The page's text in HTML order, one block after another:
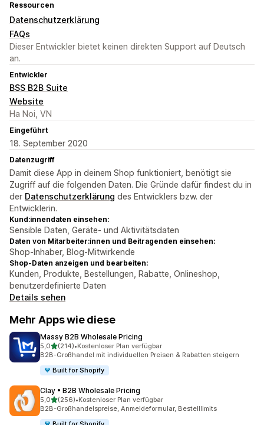
Ressourcen
Datenschutzerklärung
FAQs
Dieser Entwickler bietet keinen direkten Support auf Deutsch
an.
Entwickler
BSS B2B Suite
Website
Ha Noi, VN
Eingeführt
18. September 2020
Datenzugriff
Damit diese App in deinem Shop funktioniert, benötigt sie
Zugriff auf die folgenden Daten. Die Gründe dafür findest du in
der Datenschutzerklärung des Entwicklers bzw. der
Entwicklerin.
Kund:innendaten einsehen:
Sensible Daten, Geräte- und Aktivitätsdaten
Daten von Mitarbeiter:innen und Beitragenden einsehen:
Shop-Inhaber, Blog-Mitwirkende
Shop-Daten anzeigen und bearbeiten:
Kunden, Produkte, Bestellungen, Rabatte, Onlineshop,
benutzerdefinierte Daten
Details sehen
Mehr Apps wie diese
Massy B2B Wholesale Pricing
5,0von 5 Sternen
(214)
214 Rezensionen insgesamt
•Kostenloser Plan verfügbar
B2B-Großhandel mit individuellen Preisen & Rabatten steigern
Built for Shopify
Clay • B2B Wholesale Pricing
5,0von 5 Sternen
(256)
256 Rezensionen insgesamt
•Kostenloser Plan verfügbar
B2B-Großhandelspreise, Anmeldeformular, Bestelllimits